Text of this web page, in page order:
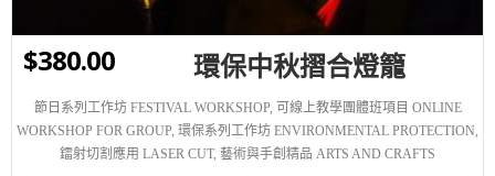
$380.00 環保中秋摺合燈籠
節日系列工作坊 FESTIVAL WORKSHOP, 可線上教學團體班項目 ONLINE
WORKSHOP FOR GROUP 環保系列工作坊 ENVIRONMENTAL PROTECTION
鐳射切割應用 LASER CUT, 藝術與手創精品 ARTS AND CRAFTS